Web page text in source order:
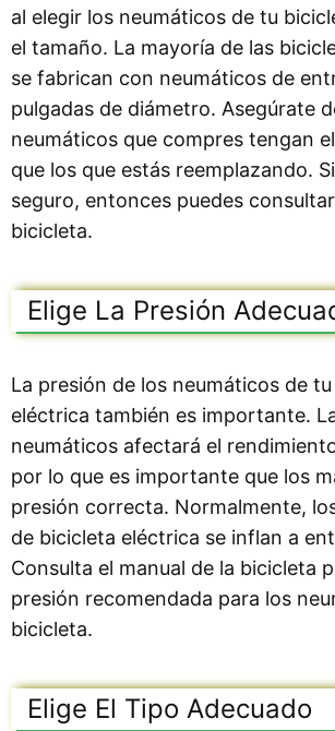
al elegir los neumáticos de tu
el tamaño. La mayoría de las
se fabrican con neumáticos de
pulgadas de diámetro. Asegúrate
neumáticos que compres tengan
que los que estás reemplazando.
seguro, entonces puedes
bicicleta.
Elige La Presión
La presión de los neumáticos de
eléctrica también es importante.
neumáticos afectará el
por lo que es importante que los
presión correcta. Normalmente,
de bicicleta eléctrica se inflan a
Consulta el manual de la bicicleta
presión recomendada para los
bicicleta.
Elige El Tipo Adecuado